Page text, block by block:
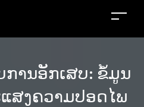
ການອັກເສບ: ຂໍ້ມູນ
ແສງຄວາມປອດໄພ